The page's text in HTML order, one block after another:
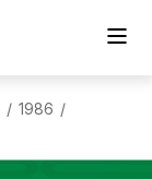
/ 1986 /